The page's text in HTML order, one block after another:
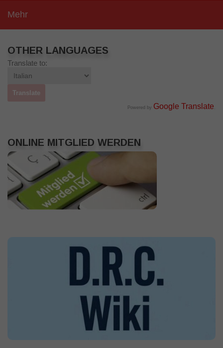
Mehr
OTHER LANGUAGES
Translate to:
Powered by Google Translate .
ONLINE MITGLIED WERDEN